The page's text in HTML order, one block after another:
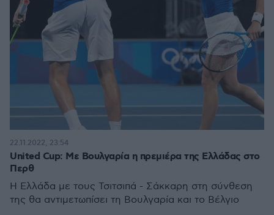
United Cup: Με Βουλγαρία η πρεμιέρα της Ελλάδας στο
Περθ
Η Ελλάδα με τους Τσιτσιπά - Σάκκαρη στη σύνθεση
της θα αντιμετωπίσει τη Βουλγαρία και το Βέλγιο
22.11.2022, 23:54